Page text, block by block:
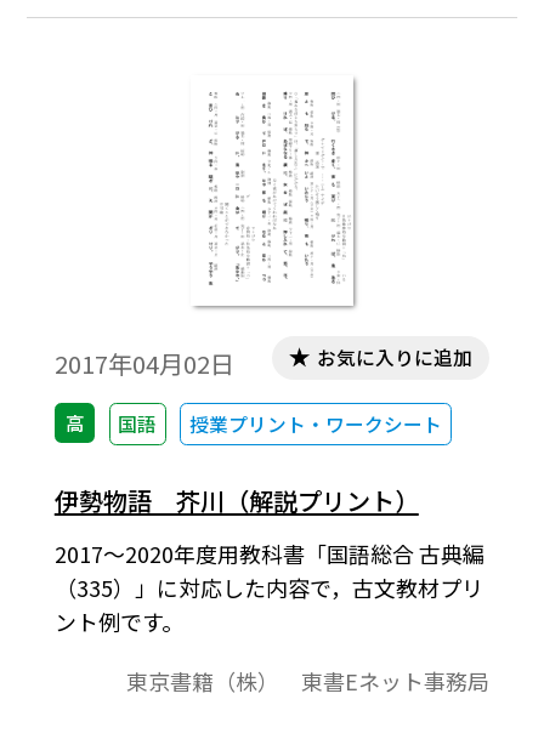
2017年04月02日
高 国語 授業プリント・ワークシート
お気に入りに追加
伊勢物語 芥川（解説プリント）
2017～2020年度用教科書「国語総合 古典編
（335）」に対応した内容で，古文教材プリ
ント例です。
東京書籍（株） 東書Eネット事務局